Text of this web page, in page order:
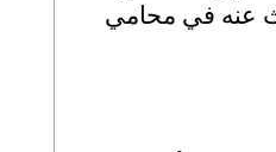
عنه في محامي